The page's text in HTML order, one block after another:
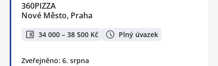
360PIZZA
Nové Město, Praha
34 000 – 38 500 Kč Plný úvazek
Zveřejněno: 6. srpna